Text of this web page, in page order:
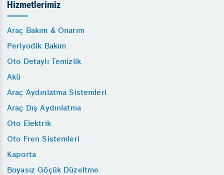
Hizmetlerimiz
Araç Bakım & Onarım
Periyodik Bakım
Oto Detaylı Temizlik
Akü
Araç Aydınlatma Sistemleri
Araç Dış Aydınlatma
Oto Elektrik
Oto Fren Sistemleri
Kaporta
Boyasız Göçük Düzeltme